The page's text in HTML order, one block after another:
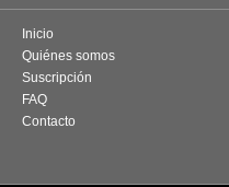
Inicio
Quiénes somos
Suscripción
FAQ
Contacto